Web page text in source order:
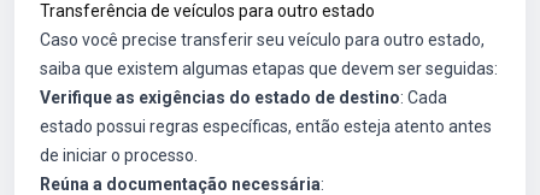
Transferência de veículos para outro estado
Caso você precise transferir seu veículo para outro estado,
saiba que existem algumas etapas que devem ser seguidas:
Verifique as exigências do estado de destino: Cada
estado possui regras específicas, então esteja atento antes
de iniciar o processo.
Reúna a documentação necessária: